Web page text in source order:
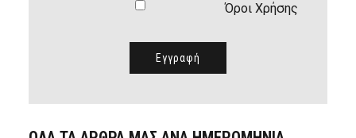
Όροι Χρήσης